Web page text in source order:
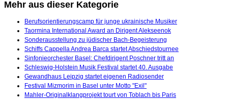
Mehr aus dieser Kategorie
Berufsorientierungscamp für junge ukrainische Musiker
Taormina International Award an Dirigent Alekseenok
Sonderausstellung zu jüdischer Bach-Begeisterung
Schiffs Cappella Andrea Barca startet Abschiedstournee
Sinfonieorchester Basel: Chefdirigent Poschner tritt an
Schleswig-Holstein Musik Festival startet 40. Ausgabe
Gewandhaus Leipzig startet eigenen Radiosender
Festival Mizmorim in Basel unter Motto "Exil"
Mahler-Originalklangprojekt tourt von Toblach bis Paris